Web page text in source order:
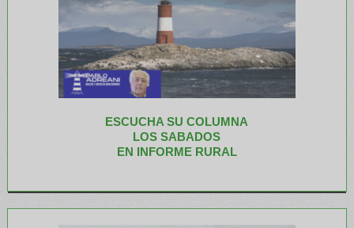
ESCUCHA SU COLUMNA
LOS SABADOS
EN INFORME RURAL